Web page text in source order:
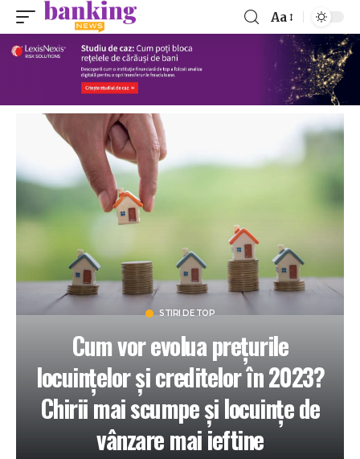
Aa
STIRI DE TOP
Cum vor evolua prețurile
locuințelor și creditelor în 2023?
Chirii mai scumpe și locuințe de
vânzare mai ieftine